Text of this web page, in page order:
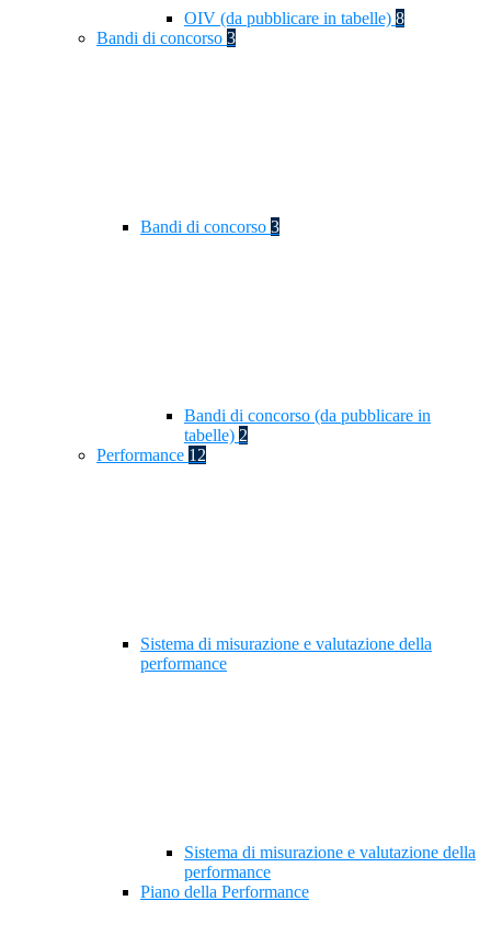
OIV (da pubblicare in tabelle) 8
Bandi di concorso 3
Bandi di concorso 3
Bandi di concorso (da pubblicare in
tabelle) 2
Performance 12
Sistema di misurazione e valutazione della
performance
Sistema di misurazione e valutazione della
performance
Piano della Performance